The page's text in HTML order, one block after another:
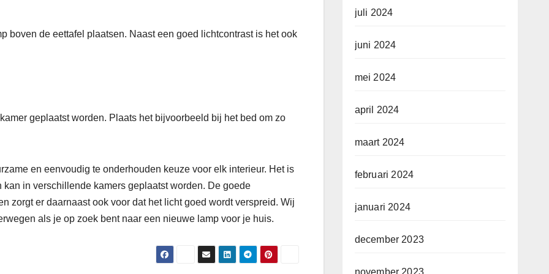
boven de eettafel plaatsen. Naast een goed lichtcontrast is het ook
geplaatst worden. Plaats het bijvoorbeeld bij het bed om zo
en eenvoudig te onderhouden keuze voor elk interieur. Het is
in verschillende kamers geplaatst worden. De goede
zorgt er daarnaast ook voor dat het licht goed wordt verspreid. Wij
als je op zoek bent naar een nieuwe lamp voor je huis.
juli 2024
juni 2024
mei 2024
april 2024
maart 2024
februari 2024
januari 2024
december 2023
november 2023